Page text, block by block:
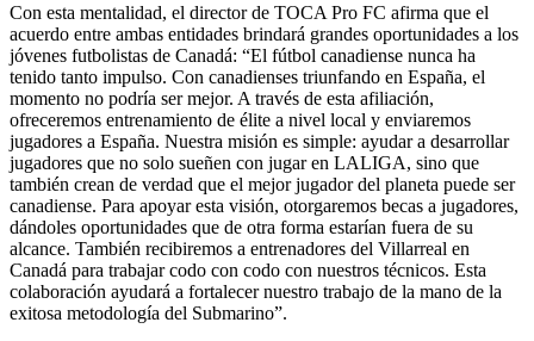
Con esta mentalidad, el director de TOCA Pro FC afirma que el
acuerdo entre ambas entidades brindará grandes oportunidades a los
jóvenes futbolistas de Canadá: “El fútbol canadiense nunca ha
tenido tanto impulso. Con canadienses triunfando en España, el
momento no podría ser mejor. A través de esta afiliación,
ofreceremos entrenamiento de élite a nivel local y enviaremos
jugadores a España. Nuestra misión es simple: ayudar a desarrollar
jugadores que no solo sueñen con jugar en LALIGA, sino que
también crean de verdad que el mejor jugador del planeta puede ser
canadiense. Para apoyar esta visión, otorgaremos becas a jugadores,
dándoles oportunidades que de otra forma estarían fuera de su
alcance. También recibiremos a entrenadores del Villarreal en
Canadá para trabajar codo con codo con nuestros técnicos. Esta
colaboración ayudará a fortalecer nuestro trabajo de la mano de la
exitosa metodología del Submarino”.